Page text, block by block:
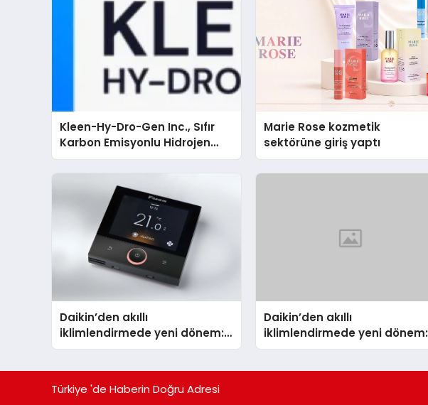
Kleen-Hy-Dro-Gen Inc., Sıfır
Karbon Emisyonlu Hidrojen
Isıtma Teknolojisinde ISO ve
Marie Rose kozmetik
sektörüne giriş yaptı
Daikin’den akıllı
iklimlendirmede yeni dönem:
Madoka Plus Türkiye’de
Daikin’den akıllı
iklimlendirmede yeni dönem:
Madoka Plus Türkiye’de
Türkiye 'de Haberin Doğru Adresi